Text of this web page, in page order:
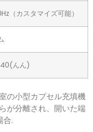
（カスタマイズ可能）
んん)
の小型カプセル充填機
が分離され、開いた端
合.